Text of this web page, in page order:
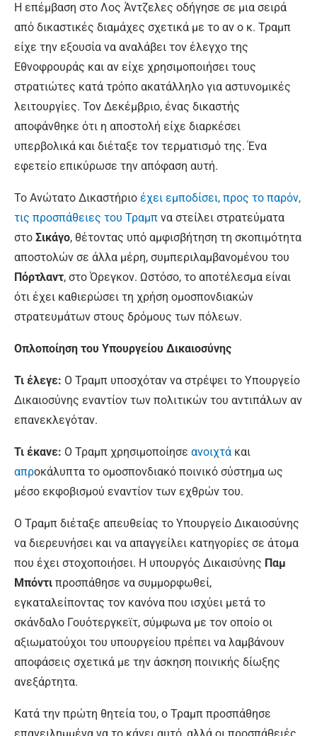
Η επέμβαση στο Λος Άντζελες οδήγησε σε μια σειρά
από δικαστικές διαμάχες σχετικά με το αν ο κ. Τραμπ
είχε την εξουσία να αναλάβει τον έλεγχο της
Εθνοφρουράς και αν είχε χρησιμοποιήσει τους
στρατιώτες κατά τρόπο ακατάλληλο για αστυνομικές
λειτουργίες. Τον Δεκέμβριο, ένας δικαστής
αποφάνθηκε ότι η αποστολή είχε διαρκέσει
υπερβολικά και διέταξε τον τερματισμό της. Ένα
εφετείο επικύρωσε την απόφαση αυτή.
Το Ανώτατο Δικαστήριο έχει εμποδίσει, προς το παρόν,
τις προσπάθειες του Τραμπ να στείλει στρατεύματα
στο Σικάγο, θέτοντας υπό αμφισβήτηση τη σκοπιμότητα
αποστολών σε άλλα μέρη, συμπεριλαμβανομένου του
Πόρτλαντ, στο Όρεγκον. Ωστόσο, το αποτέλεσμα είναι
ότι έχει καθιερώσει τη χρήση ομοσπονδιακών
στρατευμάτων στους δρόμους των πόλεων.
Οπλοποίηση του Υπουργείου Δικαιοσύνης
Τι έλεγε: Ο Τραμπ υποσχόταν να στρέψει το Υπουργείο
Δικαιοσύνης εναντίον των πολιτικών του αντιπάλων αν
επανεκλεγόταν.
Τι έκανε: Ο Τραμπ χρησιμοποίησε ανοιχτά και
απροκάλυπτα το ομοσπονδιακό ποινικό σύστημα ως
μέσο εκφοβισμού εναντίον των εχθρών του.
Ο Τραμπ διέταξε απευθείας το Υπουργείο Δικαιοσύνης
να διερευνήσει και να απαγγείλει κατηγορίες σε άτομα
που έχει στοχοποιήσει. Η υπουργός Δικαισύνης Παμ
Μπόντι προσπάθησε να συμμορφωθεί,
εγκαταλείποντας τον κανόνα που ισχύει μετά το
σκάνδαλο Γουότεργκεϊτ, σύμφωνα με τον οποίο οι
αξιωματούχοι του υπουργείου πρέπει να λαμβάνουν
αποφάσεις σχετικά με την άσκηση ποινικής δίωξης
ανεξάρτητα.
Κατά την πρώτη θητεία του, ο Τραμπ προσπάθησε